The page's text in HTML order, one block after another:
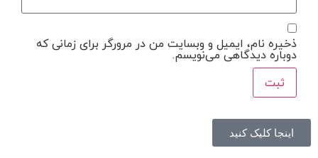
ذخیره نام، ایمیل و وبسایت من در مرورگر برای زمانی که
دوباره دیدگاهی می‌نویسم.
اینجا کلیک کنید